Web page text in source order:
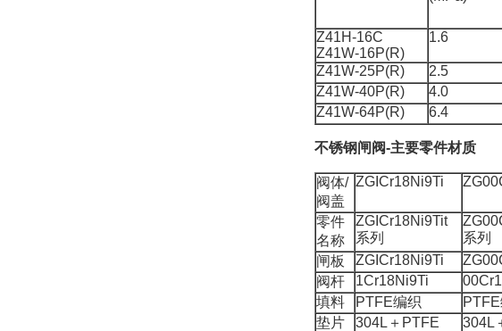
Z41H-16C
Z41W-16P(R)
1.6
Z41W-25P(R) 2.5
Z41W-40P(R)
4.0
Z41W-64P(R)
6.4
不锈钢闸阀-主要零件材质
阀体/
阀盖
ZGICr18Ni9Ti
零件
名称
ZGICr18Ni9Tit
系列
系列
闸板
ZGICr18Ni9Ti
阀杆
1Cr18Ni9Ti
填料
PTFE编织
垫片
304L＋PTFE 304L